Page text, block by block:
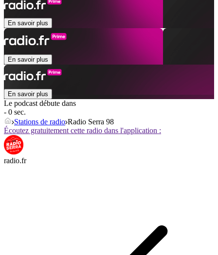
En savoir plus
En savoir plus
En savoir plus
Le podcast débute dans
- 0 sec.
Stations de radio Radio Serra 98
Écoutez gratuitement cette radio dans l'application :
radio.fr